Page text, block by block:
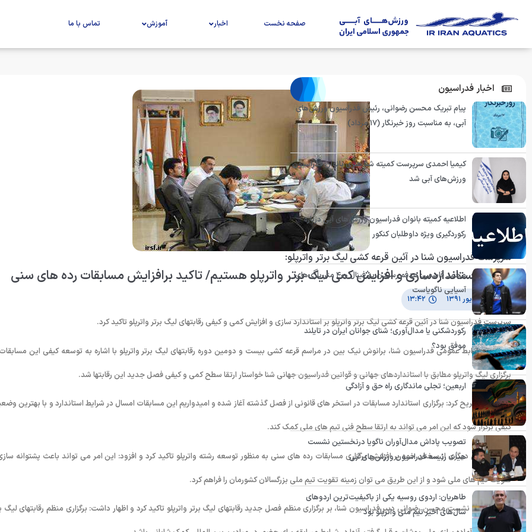
صفحه نخست اخبار آموزش تماس با ما
سرپرست فدراسیون شنا در آئین قرعه كشی لیگ برتر واترپلو:
بدنبال استانداردسازی و افزایش کمی لیگ برتر واترپلو هستیم/ تاکید برافزایش مسابقات رده های سنی
۱۳ شهریور ۱۳۹۱ ۱۳:۴۲
سرپرست فدراسیون شنا در آئین قرعه کشی لیگ برتر واترپلو بر استاندارد سازی و افزایش کمی و کیفی رقابتهای لیگ برتر واترپلو تاکید کرد.
به گزارش روابط عمومی فدراسیون شنا، برانوش نیک بین در مراسم قرعه کشی بیست و دومین دوره رقابتهای لیگ برتر واترپلو با اشاره به توسعه کیفی این
برگزاری لیگ واترپلو مطابق با استانداردهای جهانی و قوانین فدراسیون جهانی شنا خواستار ارتقا سطح کمی و کیفی فصل جدید این رقابتها شد.
نیک بین تصریح کرد: برگزاری استاندارد مسابقات در استخر های قانونی از فصل گذشته آغاز شده و امیدواریم این مسابقات امسال در شرایط استاندارد و با بهترین
کیفی برگزار شود که این امر می تواند به ارتقا سطح فنی تیم های ملی کمک کند.
وی در بخش دیگری از سخنان خود بر افزایش برگزاری مسابقات رده های سنی به منظور توسعه رشته واترپلو تاکید کرد و افزود: این امر می تواند باعث پشتوانه
تقویت تیم های ملی شود و از این طریق می توان زمینه تقویت تیم ملی بزرگسالان کشورمان را فراهم کرد.
در ادامه این نشست محسن رضوانی دبیر فدراسیون شنا، بر برگزاری منظم فصل جدید رقابتهای لیگ برتر واترپلو تاکید کرد و اظهار داشت: برگزاری منظم رقابتهای لیگ
اخبار فدراسیون
پیام تبریک محسن رضوانی، رئیس فدراسیون ورزش‌های
آبی، به مناسبت روز خبرنگار (۱۷ مرداد)
کیمیا احمدی سرپرست کمیته شنا هنری بانوان فدراسیون
ورزش‌های آبی شد
اطلاعیه کمیته بانوان فدراسیون ورزش‌های آبی درباره
رکوردگیری ویژه داوطلبان کنکور
محمد قاسمی: هدفم رسیدن به فینال ۴۰۰ متر بازی‌های
آسیایی ناگویاست
رکوردشکنی یا مدال‌آوری؛ شنای جوانان ایران در تایلند
موفق بود؟
اربعین؛ تجلی ماندگاری راه حق و آزادگی
تصویب پاداش مدال‌آوران ناگویا درنخستین نشست
هیأت رئیسه فدراسیون ورزش‌های آبی
طاهریان: اردوی روسیه یکی از باکیفیت‌ترین اردوهای
سال‌های اخیر تیم ملی واترپلو بود